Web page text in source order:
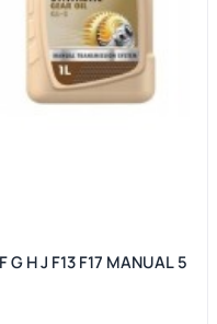
G H J F13 F17 MANUAL 5